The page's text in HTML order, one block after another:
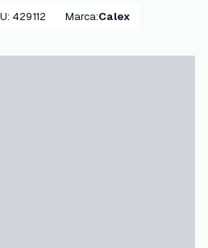
: 429112 Marca: Calex